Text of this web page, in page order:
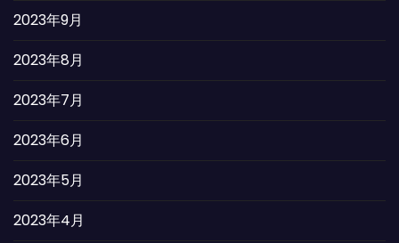
2023年9月
2023年8月
2023年7月
2023年6月
2023年5月
2023年4月